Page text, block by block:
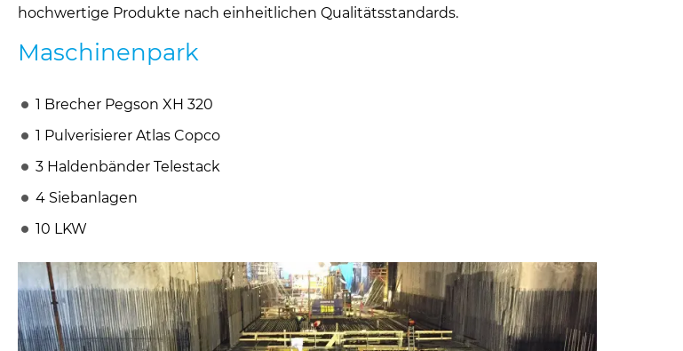
hochwertige Produkte nach einheitlichen Qualitätsstandards.
Maschinenpark
1 Brecher Pegson XH 320
1 Pulverisierer Atlas Copco
3 Haldenbänder Telestack
4 Siebanlagen
10 LKW